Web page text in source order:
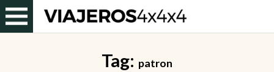
Tag: patron